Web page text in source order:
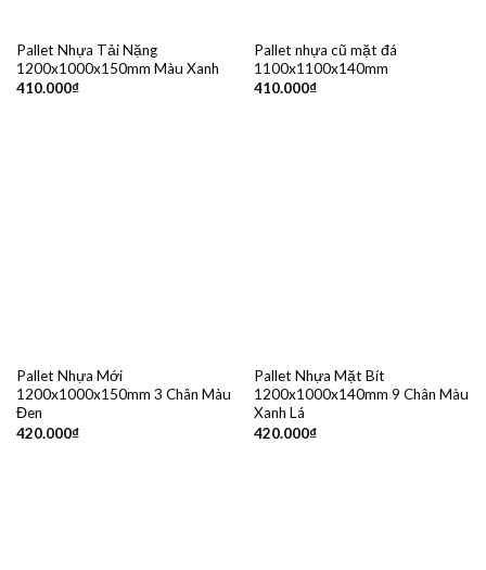
Pallet Nhựa Tải Nặng
1200x1000x150mm Màu Xanh
410.000₫
Pallet nhựa cũ mặt đá
1100x1100x140mm
410.000₫
Pallet Nhựa Mới
1200x1000x150mm 3 Chân Màu
Đen
420.000₫
Pallet Nhựa Mặt Bít
1200x1000x140mm 9 Chân Màu
Xanh Lá
420.000₫